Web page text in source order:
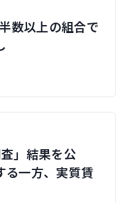
数以上の組合で
」結果を公
一方、実質賃